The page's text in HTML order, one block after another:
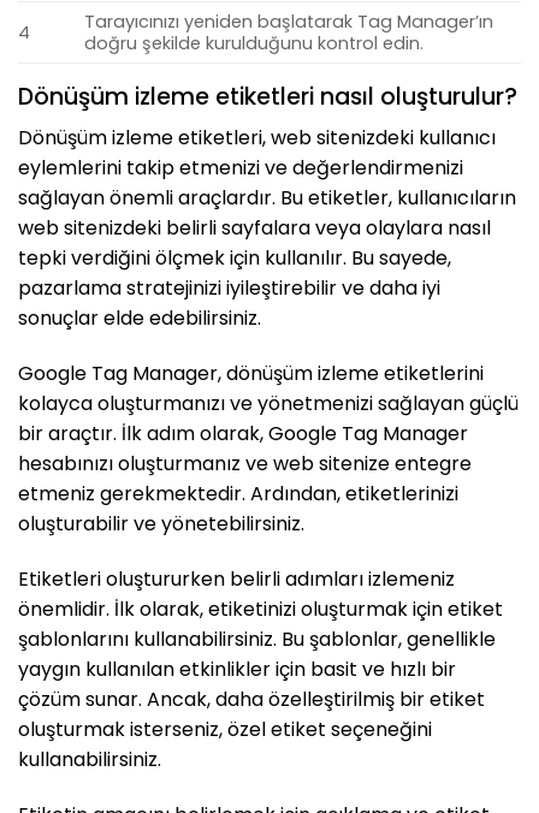
4
Tarayıcınızı yeniden başlatarak Tag Manager’ın
doğru şekilde kurulduğunu kontrol edin.
Dönüşüm izleme etiketleri nasıl oluşturulur?
Dönüşüm izleme etiketleri, web sitenizdeki kullanıcı
eylemlerini takip etmenizi ve değerlendirmenizi
sağlayan önemli araçlardır. Bu etiketler, kullanıcıların
web sitenizdeki belirli sayfalara veya olaylara nasıl
tepki verdiğini ölçmek için kullanılır. Bu sayede,
pazarlama stratejinizi iyileştirebilir ve daha iyi
sonuçlar elde edebilirsiniz.
Google Tag Manager, dönüşüm izleme etiketlerini
kolayca oluşturmanızı ve yönetmenizi sağlayan güçlü
bir araçtır. İlk adım olarak, Google Tag Manager
hesabınızı oluşturmanız ve web sitenize entegre
etmeniz gerekmektedir. Ardından, etiketlerinizi
oluşturabilir ve yönetebilirsiniz.
Etiketleri oluştururken belirli adımları izlemeniz
önemlidir. İlk olarak, etiketinizi oluşturmak için etiket
şablonlarını kullanabilirsiniz. Bu şablonlar, genellikle
yaygın kullanılan etkinlikler için basit ve hızlı bir
çözüm sunar. Ancak, daha özelleştirilmiş bir etiket
oluşturmak isterseniz, özel etiket seçeneğini
kullanabilirsiniz.